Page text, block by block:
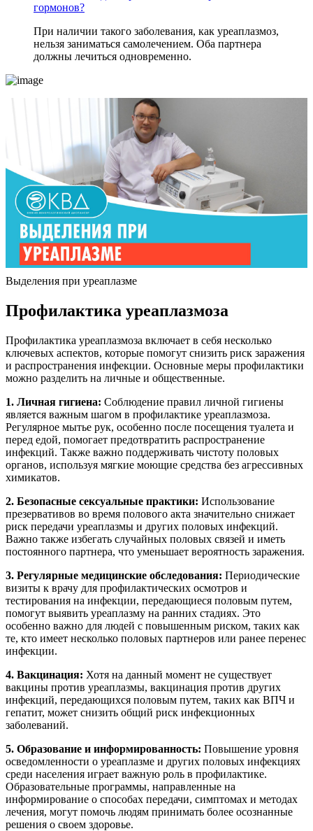
гормонов?
При наличии такого заболевания, как уреаплазмоз,
нельзя заниматься самолечением. Оба партнера
должны лечиться одновременно.
Выделения при уреаплазме
Профилактика уреаплазмоза
Профилактика уреаплазмоза включает в себя несколько
ключевых аспектов, которые помогут снизить риск заражения
и распространения инфекции. Основные меры профилактики
можно разделить на личные и общественные.
1. Личная гигиена: Соблюдение правил личной гигиены
является важным шагом в профилактике уреаплазмоза.
Регулярное мытье рук, особенно после посещения туалета и
перед едой, помогает предотвратить распространение
инфекций. Также важно поддерживать чистоту половых
органов, используя мягкие моющие средства без агрессивных
химикатов.
2. Безопасные сексуальные практики: Использование
презервативов во время полового акта значительно снижает
риск передачи уреаплазмы и других половых инфекций.
Важно также избегать случайных половых связей и иметь
постоянного партнера, что уменьшает вероятность заражения.
3. Регулярные медицинские обследования: Периодические
визиты к врачу для профилактических осмотров и
тестирования на инфекции, передающиеся половым путем,
помогут выявить уреаплазму на ранних стадиях. Это
особенно важно для людей с повышенным риском, таких как
те, кто имеет несколько половых партнеров или ранее перенес
инфекции.
4. Вакцинация: Хотя на данный момент не существует
вакцины против уреаплазмы, вакцинация против других
инфекций, передающихся половым путем, таких как ВПЧ и
гепатит, может снизить общий риск инфекционных
заболеваний.
5. Образование и информированность: Повышение уровня
осведомленности о уреаплазме и других половых инфекциях
среди населения играет важную роль в профилактике.
Образовательные программы, направленные на
информирование о способах передачи, симптомах и методах
лечения, могут помочь людям принимать более осознанные
решения о своем здоровье.